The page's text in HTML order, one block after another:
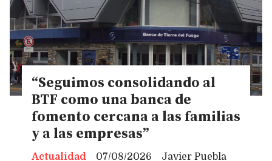
“Seguimos consolidando al
BTF como una banca de
fomento cercana a las familias
y a las empresas”
Javier Puebla
Actualidad
07/08/2026